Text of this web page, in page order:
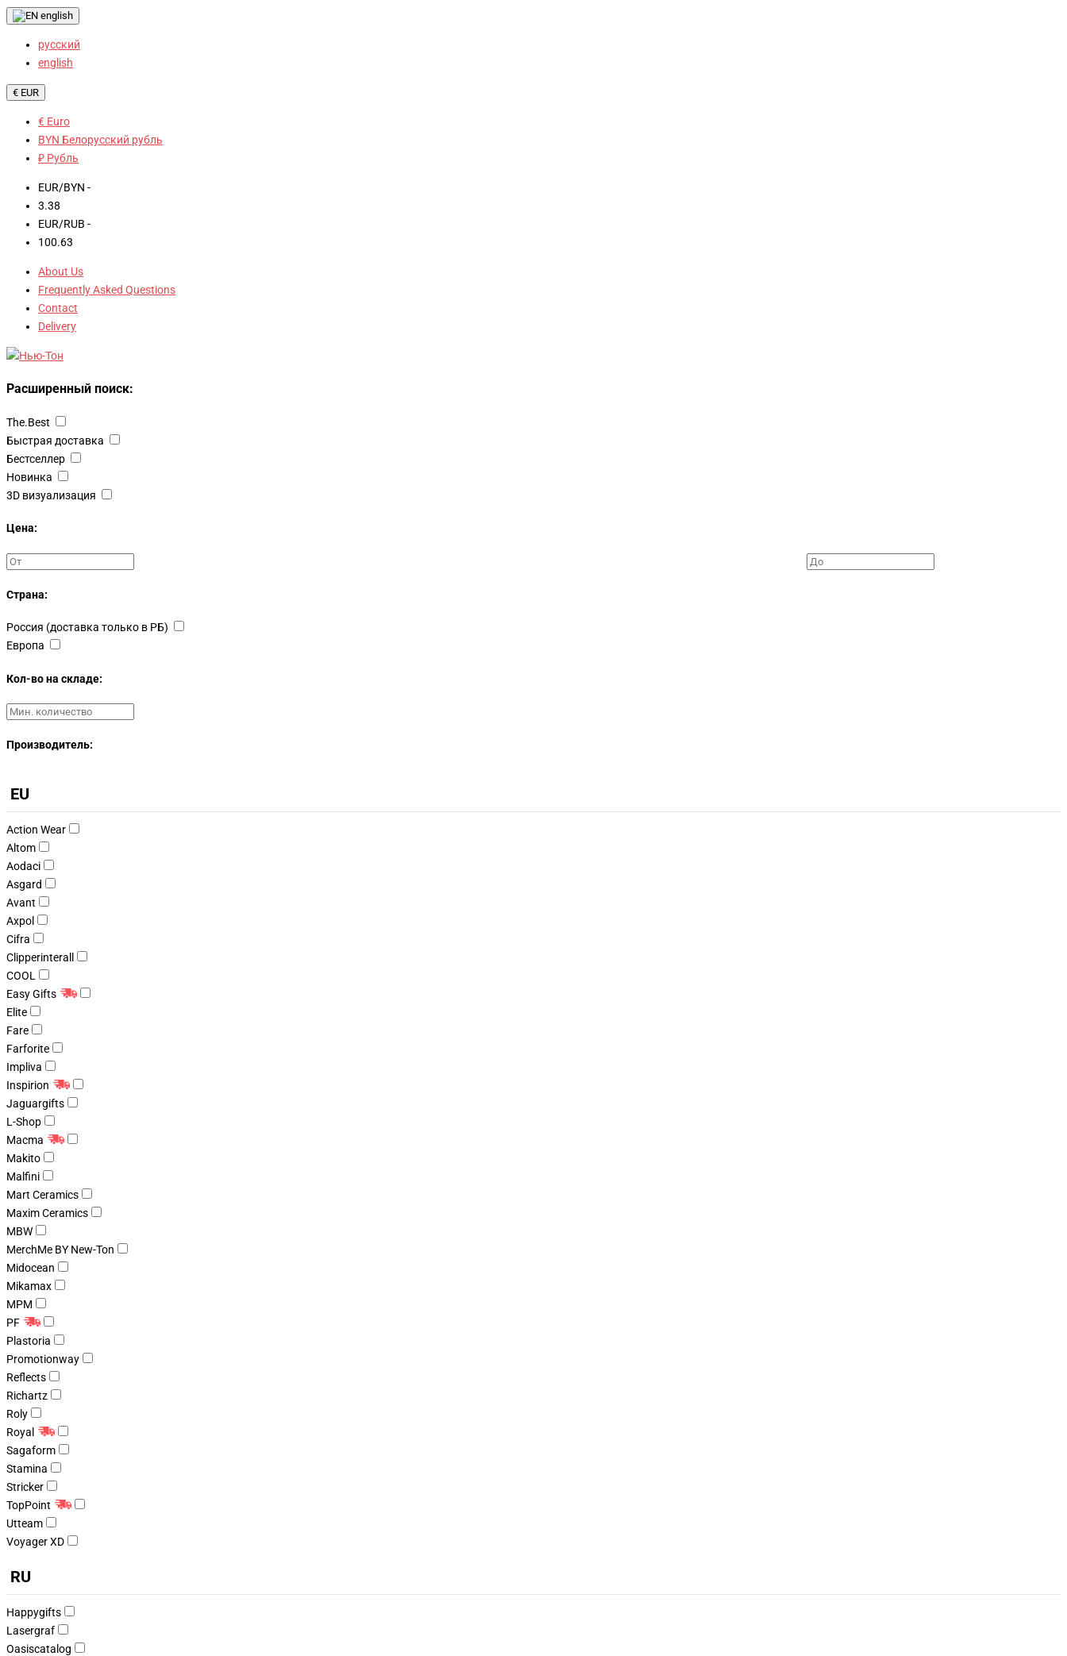
english
русский
english
€ EUR
€ Euro
BYN Белорусский рубль
₽ Рубль
EUR/BYN -
3.38
EUR/RUB -
100.63
About Us
Frequently Asked Questions
Contact
Delivery
Расширенный поиск:
The.Best
Быстрая доставка
Бестселлер
Новинка
3D визуализация
Цена:
Страна:
Россия (доставка только в РБ)
Европа
Кол-во на складе:
Производитель:
EU
Action Wear
Altom
Aodaci
Asgard
Avant
Axpol
Cifra
Clipperinterall
COOL
Easy Gifts
Elite
Fare
Farforite
Impliva
Inspirion
Jaguargifts
L-Shop
Macma
Makito
Malfini
Mart Ceramics
Maxim Ceramics
MBW
MerchMe BY New-Ton
Midocean
Mikamax
MPM
PF
Plastoria
Promotionway
Reflects
Richartz
Roly
Royal
Sagaform
Stamina
Stricker
TopPoint
Utteam
Voyager XD
RU
Happygifts
Lasergraf
Oasiscatalog